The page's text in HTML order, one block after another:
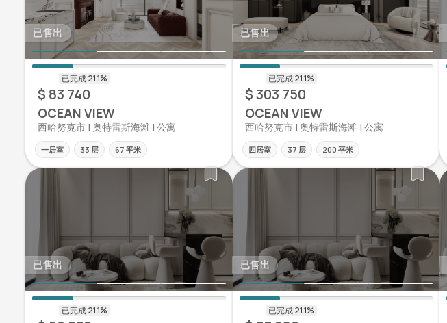
已售出
$ 83 740
OCEAN VIEW
西哈努克市 | 奥特雷斯海滩 | 公寓
一居室 33 层 67 平米
已售出
$ 303 750
OCEAN VIEW
西哈努克市 | 奥特雷斯海滩 | 公寓
四居室 37 层 200 平米
已售出 已售出